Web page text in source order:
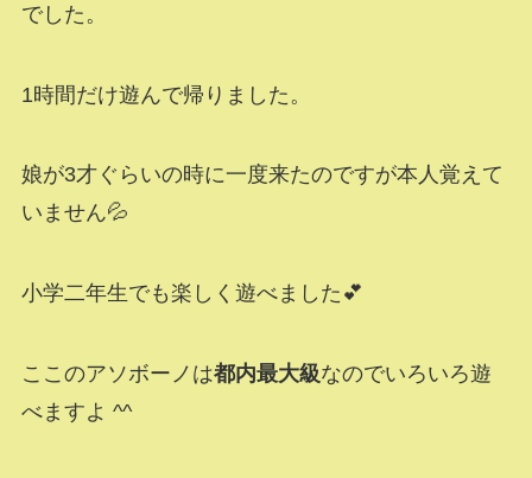
でした。
1時間だけ遊んで帰りました。
娘が3才ぐらいの時に一度来たのですが本人覚えて
いません💦
小学二年生でも楽しく遊べました💕
ここのアソボーノは都内最大級なのでいろいろ遊
べますよ ^^